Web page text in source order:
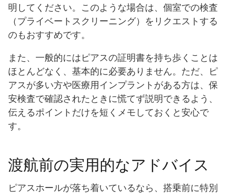
明してください。このような場合は、個室での検査
（プライベートスクリーニング）をリクエストする
のもおすすめです。
また、一般的にはピアスの証明書を持ち歩くことは
ほとんどなく、基本的に必要ありません。ただ、ピ
アスが多い方や医療用インプラントがある方は、保
安検査で確認されたときに慌てず説明できるよう、
伝えるポイントだけを短くメモしておくと安心で
す。
渡航前の実用的なアドバイス
ピアスホールが落ち着いているなら、搭乗前に特別